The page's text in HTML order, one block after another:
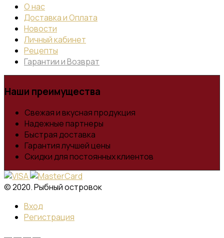
О нас
Доставка и Оплата
Новости
Личный кабинет
Рецепты
Гарантии и Возврат
Наши преимущества
Свежая и вкусная продукция
Надежные партнеры
Быстрая доставка
Гарантия лучшей цены
Скидки для постоянных клиентов
© 2020. Рыбный островок
Вход
Регистрация